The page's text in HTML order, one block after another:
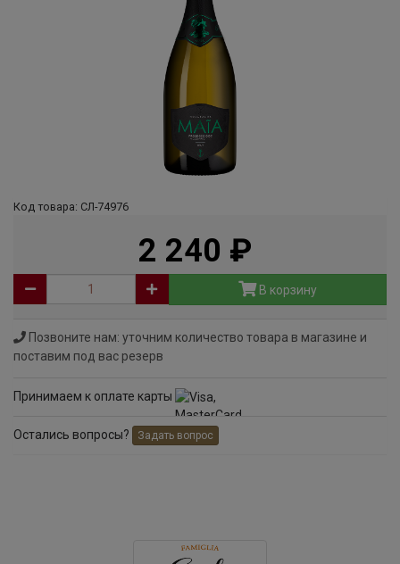
Код товара: СЛ-74976
2 240
В корзину
Позвоните нам: уточним количество товара в магазине и
поставим под вас резерв
Принимаем к оплате карты
Остались вопросы? Задать вопрос